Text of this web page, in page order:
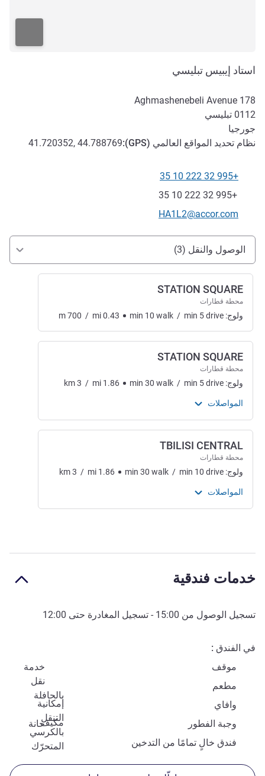
‏‫استاد إيبيس تبليسي
178 Aghmashenebeli Avenue
0112 تبليسي
جورجيا
نظام تحديد المواقع العالمي (GPS
):
41.720352, 44.788769
الهاتف
+995 32 222 10 35
فاكس
+995 32 222 10 35
تواصل معنا عبر البريد الإلكتروني
HA1L2@accor.com
الوصول والتنقل
الوصول والنقل (3)
STATION SQUARE
محطة قطارات
ولوج: m700 / mi0.43 min 10 walk / min 5drive
STATION SQUARE
محطة قطارات
ولوج: km3 / mi 1.86 min 30 walk / min 5drive
المواصلات
TBILISI CENTRAL
محطة قطارات
ولوج: km3 / mi 1.86 min 30 walk / min 10 drive
المواصلات
خدمات فندقية
تسجيل الوصول من 15:00 - تسجيل المغادرة حتى 12:00
في الفندق
موقف
خدمة
نقل
بالحافلة
مطعم
إمكانية
التنقل
بالكرسي
المتحرّك
وافاي
مكيف
وجبة الفطور
حانة
فندق خالٍ تمامًا من التدخين